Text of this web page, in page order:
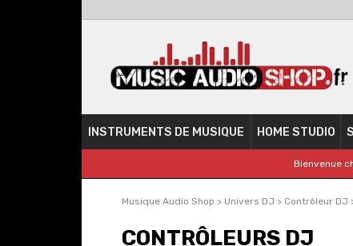
INSTRUMENTS DE MUSIQUE HOME STUDIO
Bienvenue
Musique Audio Shop > Univers DJ > Contrôleur DJ
CONTRÔLEURS DJ